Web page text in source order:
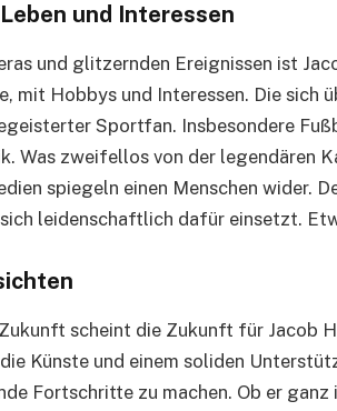
und Interessen
und glitzernden Ereignissen ist
mit Hobbys und Interessen. Die sich
Sportfan. Insbesondere
Was zweifellos von der legendären
spiegeln einen Menschen wider.
leidenschaftlich dafür einsetzt.
scheint die Zukunft für Jacob
Künste und einem soliden
Fortschritte zu machen. Ob er